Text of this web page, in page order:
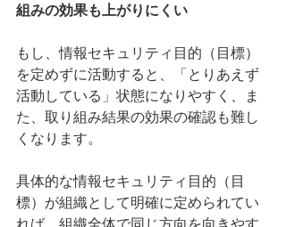
組みの効果も上がりにくい
もし、情報セキュリティ目的（目標）
を定めずに活動すると、「とりあえず
活動している」状態になりやすく、ま
た、取り組み結果の効果の確認も難し
くなります。
具体的な情報セキュリティ目的（目
標）が組織として明確に定められてい